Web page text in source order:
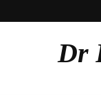
Dr